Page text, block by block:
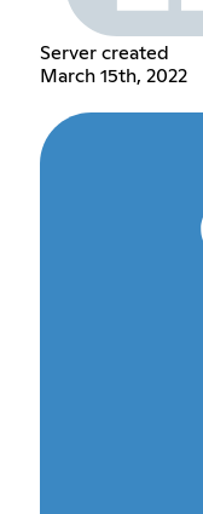
Server created
March 15th, 2022